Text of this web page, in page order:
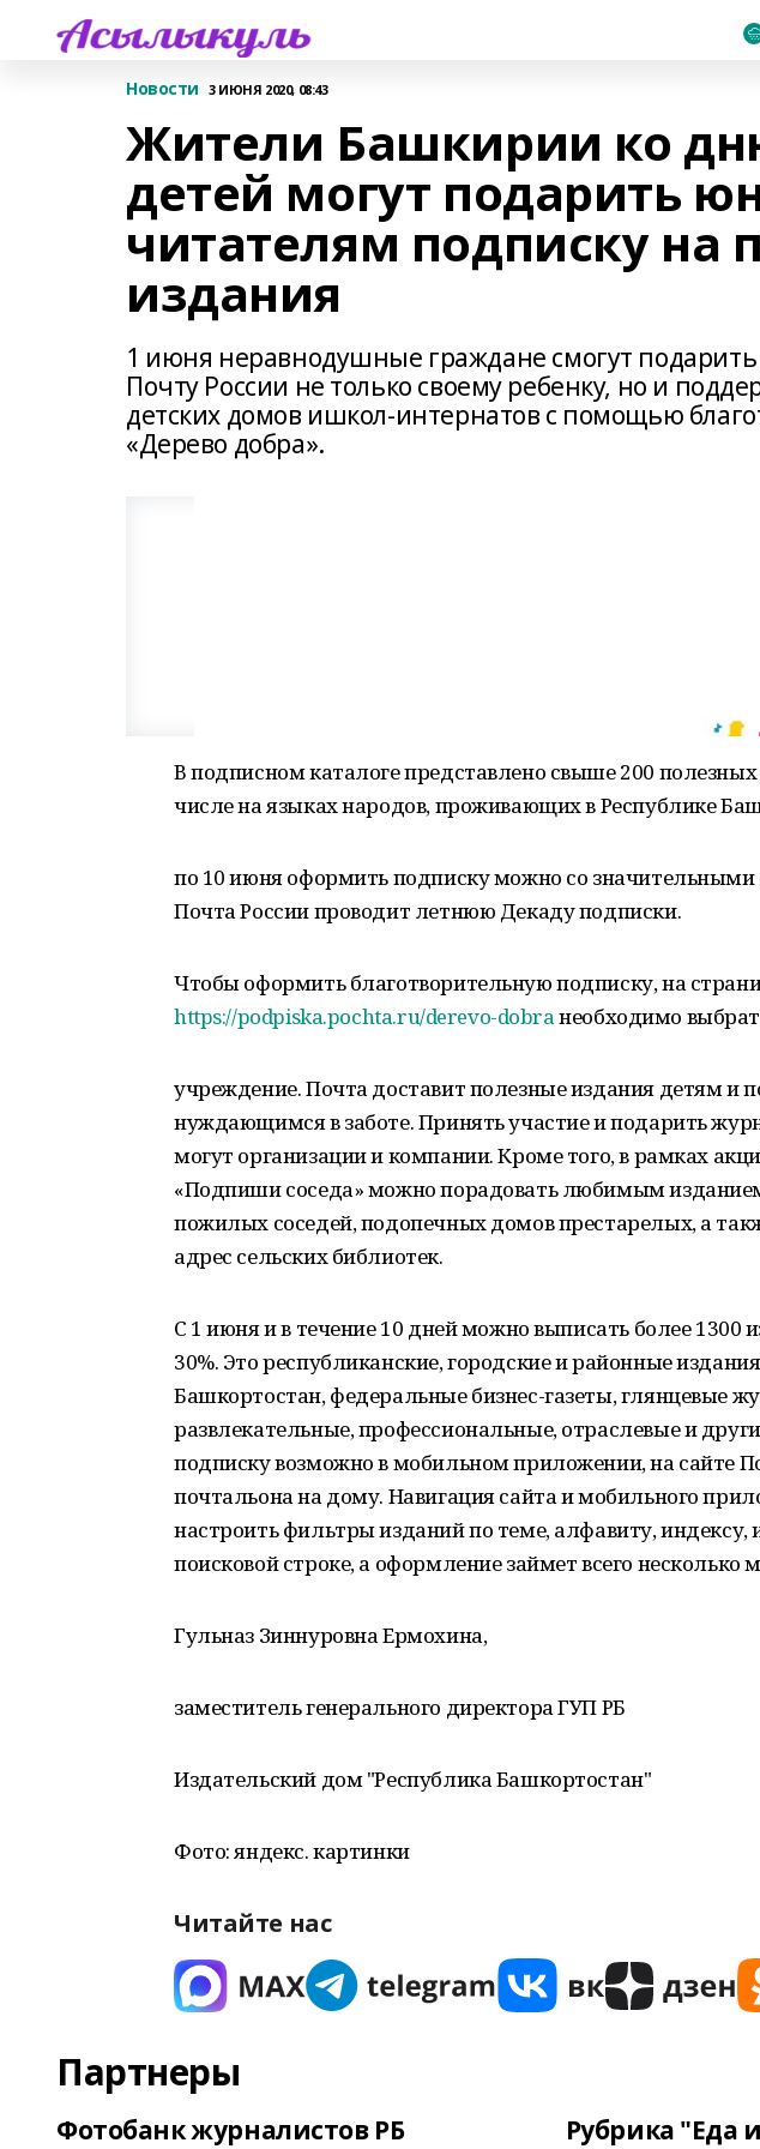
Новости 3 ИЮНЯ 2020, 08:43
Жители Башкирии ко
детей могут подарить
читателям подписку на
издания
1 июня неравнодушные граждане смогут подарить
Почту России не только своему ребенку, но и
детских домов ишкол-интернатов с помощью
«Дерево добра».
В подписном каталоге представлено свыше 200
числе на языках народов, проживающих в Республике
по 10 июня оформить подписку можно со значительными
Почта России проводит летнюю Декаду подписки.
Чтобы оформить благотворительную подписку, на
https://podpiska.pochta.ru/derevo-dobraнеобходимо
учреждение. Почта доставит полезные издания детям и
нуждающимся в заботе. Принять участие и подарить
могут организации и компании. Кроме того, в рамках
«Подпиши соседа» можно порадовать любимым
пожилых соседей, подопечных домов престарелых, а
адрес сельских библиотек.
С 1 июня и в течение 10 дней можно выписать более 1300
30%. Это республиканские, городские и районные
Башкортостан, федеральные бизнес-газеты, глянцевые
развлекательные, профессиональные, отраслевые и
подписку возможно в мобильном приложении, на сайте
почтальона на дому. Навигация сайта и мобильного
настроить фильтры изданий по теме, алфавиту, индексу,
поисковой строке, а оформление займет всего несколько
Гульназ Зиннуровна Ермохина,
заместитель генерального директора ГУП РБ
Издательский дом "Республика Башкортостан"
Фото: яндекс. картинки
Читайте нас
Партнеры
Фотобанк журналистов РБ Рубрика "Еда